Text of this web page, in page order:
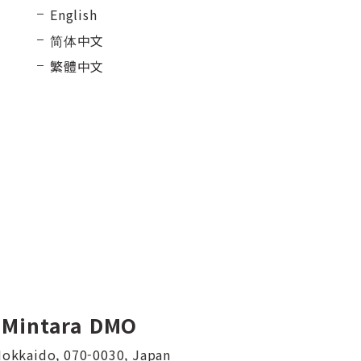
English
简体中文
繁體中文
DMO
070-0030, Japan